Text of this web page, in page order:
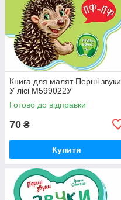
Книга для малят Перші звуки.
У лісі М599022У
Готово до відправки
70 ₴
Купити